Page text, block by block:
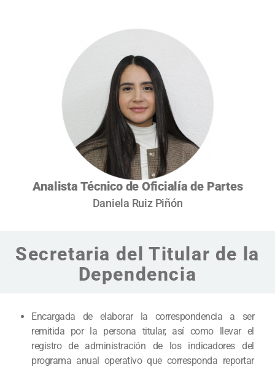
Analista Técnico de Oficialía de Partes
Daniela Ruiz Piñón
Secretaria del Titular de la
Dependencia
Encargada de elaborar la correspondencia a ser
remitida por la persona titular, así como llevar el
registro de administración de los indicadores del
programa anual operativo que corresponda reportar